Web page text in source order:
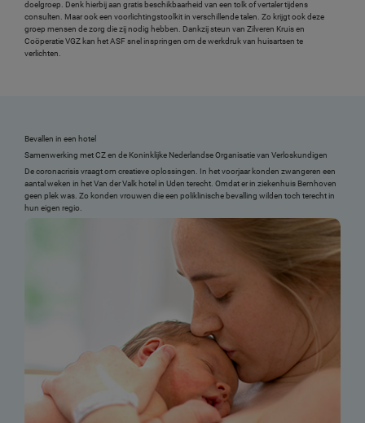
doelgroep. Denk hierbij aan gratis beschikbaarheid van een tolk of vertaler tijdens
consulten. Maar ook een voorlichtingstoolkit in verschillende talen. Zo krijgt ook deze
groep mensen de zorg die zij nodig hebben. Dankzij steun van Zilveren Kruis en
Coöperatie VGZ kan het ASF snel inspringen om de werkdruk van huisartsen te
verlichten.
Bevallen in een hotel
Samenwerking met CZ en de Koninklijke Nederlandse Organisatie van Verloskundigen
De coronacrisis vraagt om creatieve oplossingen. In het voorjaar konden zwangeren een
aantal weken in het Van der Valk hotel in Uden terecht. Omdat er in ziekenhuis Bernhoven
geen plek was. Zo konden vrouwen die een poliklinische bevalling wilden toch terecht in
hun eigen regio.